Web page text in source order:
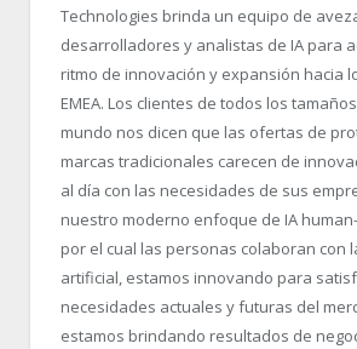
Technologies brinda un equipo de
desarrolladores y analistas de IA para
ritmo de innovación y expansión hacia
EMEA. Los clientes de todos los
mundo nos dicen que las ofertas de
marcas tradicionales carecen de
al día con las necesidades de sus
nuestro moderno enfoque de IA
por el cual las personas colaboran con
artificial, estamos innovando para
necesidades actuales y futuras del
estamos brindando resultados de